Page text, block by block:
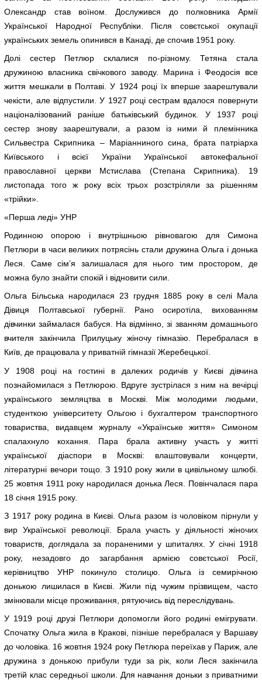
Олександр став воїном. Дослужився до полковника Армії
Української Народної Республіки. Після совєтської окупації
українських земель опинився в Канаді, де спочив 1951 року.
Долі сестер Петлюр склалися по-різному. Тетяна стала
дружиною власника свічкового заводу. Марина і Феодосія все
життя мешкали в Полтаві. У 1924 році їх вперше заарештували
чекісти, але відпустили. У 1927 році сестрам вдалося повернути
націоналізований раніше батьківський будинок. У 1937 році
сестер знову заарештували, а разом із ними й племінника
Сильвестра Скрипника – Маріанниного сина, брата патріарха
Київського і всієї України Української автокефальної
православної церкви Мстислава (Степана Скрипника). 19
листопада того ж року всіх трьох розстріляли за рішенням
«трійки».
«Перша леді» УНР
Родинною опорою і внутрішньою рівновагою для Симона
Петлюри в часи великих потрясінь стали дружина Ольга і донька
Леся. Саме сім’я залишалася для нього тим простором, де
можна було знайти спокій і відновити сили.
Ольга Більська народилася 23 грудня 1885 року в селі Мала
Дівиця Полтавської губернії. Рано осиротіла, вихованням
дівчинки займалася бабуся. На відмінно, зі званням домашнього
вчителя закінчила Прилуцьку жіночу гімназію. Перебралася в
Київ, де працювала у приватній гімназії Жеребецької.
У 1908 році на гостині в далеких родичів у Києві дівчина
познайомилася з Петлюрою. Вдруге зустрілася з ним на вечірці
українського земляцтва в Москві. Між молодими людьми,
студенткою університету Ольгою і бухгалтером транспортного
товариства, видавцем журналу «Українське життя» Симоном
спалахнуло кохання. Пара брала активну участь у житті
української діаспори в Москві: влаштовували концерти,
літературні вечори тощо. З 1910 року жили в цивільному шлюбі.
25 жовтня 1911 року народилася донька Леся. Повінчалася пара
18 січня 1915 року.
З 1917 року родина в Києві. Ольга разом із чоловіком пірнули у
вир Української революції. Брала участь у діяльності жіночих
товариств, доглядала за пораненими у шпиталях. У січні 1918
року, незадовго до загарбання армією совєтської Росії,
керівництво УНР покинуло столицю. Ольга із семирічною
донькою лишилася в Києві. Жили під чужим прізвищем, часто
змінювали місце проживання, рятуючись від переслідувань.
У 1919 році друзі Петлюри допомогли його родині емігрувати.
Спочатку Ольга жила в Кракові, пізніше перебралася у Варшаву
до чоловіка. 16 жовтня 1924 року Петлюра переїхав у Париж, але
дружина з донькою прибули туди за рік, коли Леся закінчила
третій клас середньої школи. Для навчання доньки з приватними